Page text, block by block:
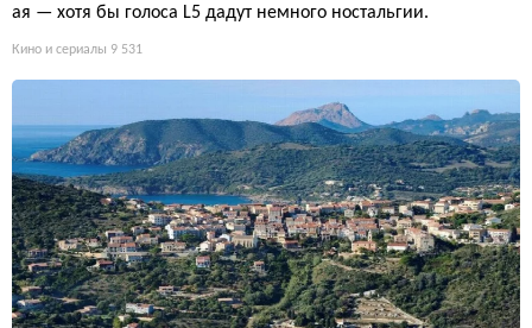
ая — хотя бы голоса L5 дадут немного ностальгии.
Кино и сериалы 9 531